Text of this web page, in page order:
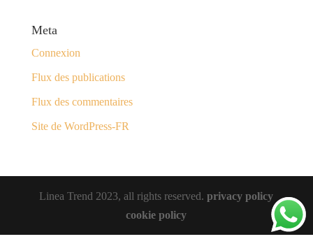
Meta
Connexion
Flux des publications
Flux des commentaires
Site de WordPress-FR
Linea Trend 2023, all rights reserved.privacy policy
cookie policy